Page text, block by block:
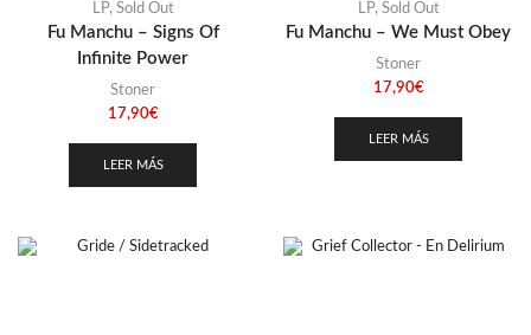
LP, Sold Out
Fu Manchu – Signs Of
Infinite Power
Stoner
17,90€
LEER MÁS
LP, Sold Out
Fu Manchu – We Must Obey
Stoner
17,90€
LEER MÁS